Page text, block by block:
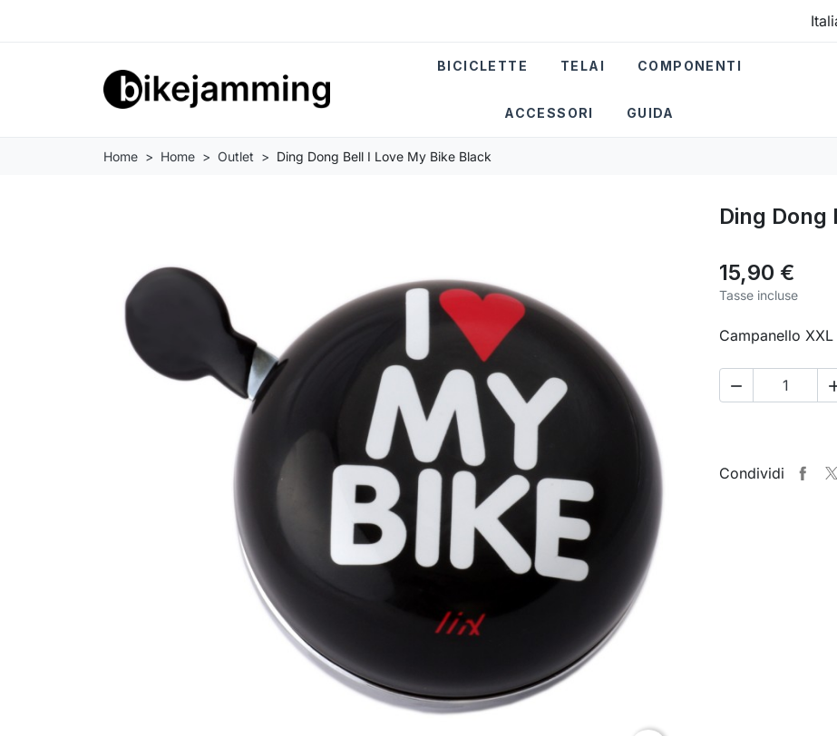
BICICLETTE TELAI COMPONENTI
ACCESSORI GUIDA
Home Home Outlet Ding Dong Bell I Love My Bike Black
Ding Dong
15,90 €
Tasse incluse
Campanello

Condividi